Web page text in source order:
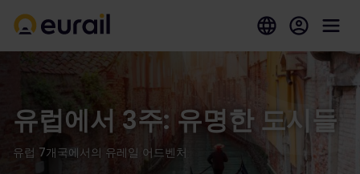
유럽에서 3주: 유명한 도시들
유럽 7개국에서의 유레일 어드벤처